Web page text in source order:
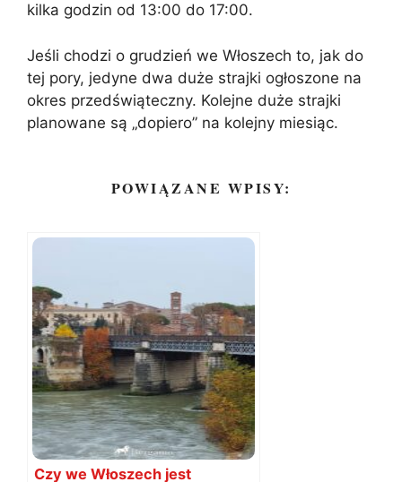
kilka godzin od 13:00 do 17:00.
Jeśli chodzi o grudzień we Włoszech to, jak do
tej pory, jedyne dwa duże strajki ogłoszone na
okres przedświąteczny. Kolejne duże strajki
planowane są „dopiero” na kolejny miesiąc.
POWIĄZANE WPISY:
Czy we Włoszech jest